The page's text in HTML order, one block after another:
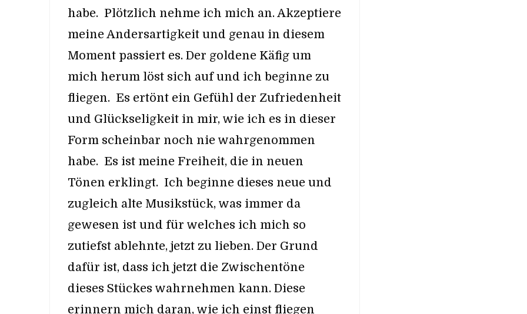
habe. Plötzlich nehme ich mich an. Akzeptiere
meine Andersartigkeit und genau in diesem
Moment passiert es. Der goldene Käfig um
mich herum löst sich auf und ich beginne zu
fliegen. Es ertönt ein Gefühl der Zufriedenheit
und Glückseligkeit in mir, wie ich es in dieser
Form scheinbar noch nie wahrgenommen
habe. Es ist meine Freiheit, die in neuen
Tönen erklingt. Ich beginne dieses neue und
zugleich alte Musikstück, was immer da
gewesen ist und für welches ich mich so
zutiefst ablehnte, jetzt zu lieben. Der Grund
dafür ist, dass ich jetzt die Zwischentöne
dieses Stückes wahrnehmen kann. Diese
erinnern mich daran, wie ich einst fliegen